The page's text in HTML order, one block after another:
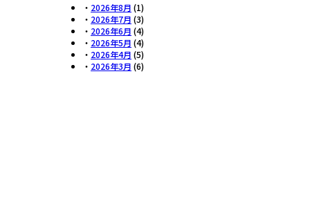
・ 2026年8月 (1)
・ 2026年7月 (3)
・ 2026年6月 (4)
・ 2026年5月 (4)
・ 2026年4月 (5)
・ 2026年3月 (6)